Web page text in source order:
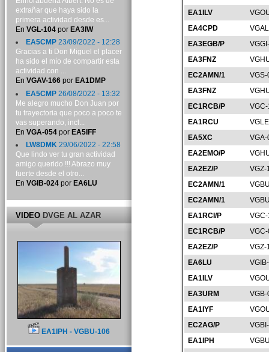
EA1ILV
EA4CPD
EA3EGB/P
EA3FNZ
EC2AMN/1
EA3FNZ
EC1RCB/P
EA1RCU
EA5XC
EA2EMO/P
EA2EZ/P
VGZ-
EC2AMN/1
EC2AMN/1
EA1RCI/P
EC1RCB/P
EA2EZ/P
VGZ-
EA6LU
EA1ILV
EA3URM
EA1IYF
EC2AG/P
EA1IPH
extrañar que haya sido la
primera actividad desde es...
En VGL-104por EA3IW
EA5CMP23/09/2022 - 12:28
Gracias a ti Don Miguel el placer
ha sido el mío de compartir esta
actividad con ...
En VGAV-166por EA1DMP
EA5CMP26/08/2022 - 13:32
Me alegro mucho Don Juan por
tu trayectoria que poco a poco te
vas superando, incl...
En VGA-054por EA5IFF
LW8DMK29/06/2022 - 22:58
Que lindo ver tu gran actividad
amigo querido !!! Abrazo muy
fuerte desde el otro...
En VGIB-024por EA6LU
VIDEODVGE AL AZAR
EA1IPH - VGBU-106